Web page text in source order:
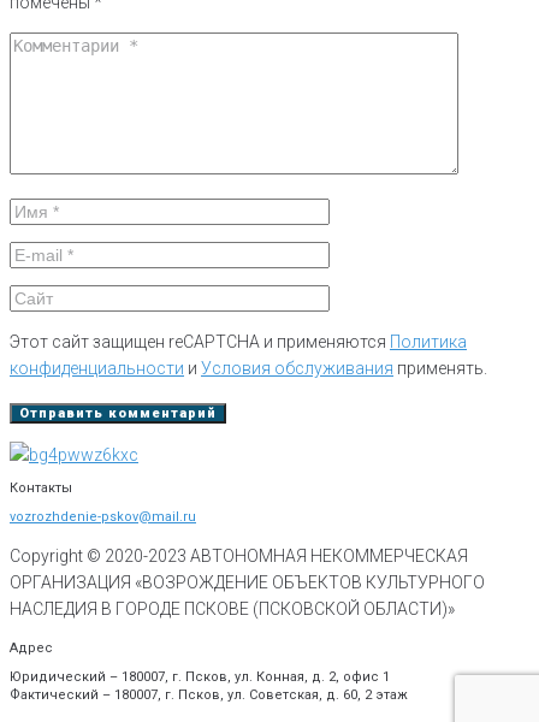
Этот сайт защищен reCAPTCHA и применяются Политика
конфиденциальности и Условия обслуживания применять.
Контакты
vozrozhdenie-pskov@mail.ru
Copyright © 2020-2023 АВТОНОМНАЯ НЕКОММЕРЧЕСКАЯ
ОРГАНИЗАЦИЯ «ВОЗРОЖДЕНИЕ ОБЪЕКТОВ КУЛЬТУРНОГО
НАСЛЕДИЯ В ГОРОДЕ ПСКОВЕ (ПСКОВСКОЙ ОБЛАСТИ)»
Адрес
Юридический – 180007, г. Псков, ул. Конная, д. 2, офис 1
Фактический – 180007, г. Псков, ул. Советская, д. 60, 2 этаж